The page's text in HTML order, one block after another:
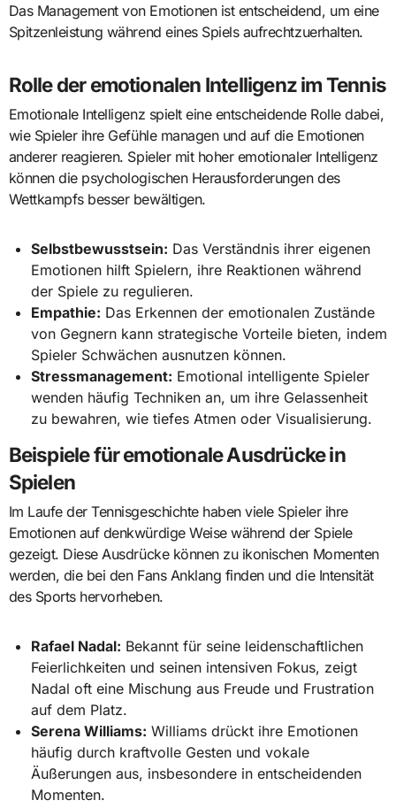
Das Management von Emotionen ist entscheidend, um eine
Spitzenleistung während eines Spiels aufrechtzuerhalten.
Rolle der emotionalen Intelligenz im Tennis
Emotionale Intelligenz spielt eine entscheidende Rolle dabei,
wie Spieler ihre Gefühle managen und auf die Emotionen
anderer reagieren. Spieler mit hoher emotionaler Intelligenz
können die psychologischen Herausforderungen des
Wettkampfs besser bewältigen.
Selbstbewusstsein: Das Verständnis ihrer eigenen
Emotionen hilft Spielern, ihre Reaktionen während
der Spiele zu regulieren.
Empathie: Das Erkennen der emotionalen Zustände
von Gegnern kann strategische Vorteile bieten, indem
Spieler Schwächen ausnutzen können.
Stressmanagement: Emotional intelligente Spieler
wenden häufig Techniken an, um ihre Gelassenheit
zu bewahren, wie tiefes Atmen oder Visualisierung.
Beispiele für emotionale Ausdrücke in
Spielen
Im Laufe der Tennisgeschichte haben viele Spieler ihre
Emotionen auf denkwürdige Weise während der Spiele
gezeigt. Diese Ausdrücke können zu ikonischen Momenten
werden, die bei den Fans Anklang finden und die Intensität
des Sports hervorheben.
Rafael Nadal: Bekannt für seine leidenschaftlichen
Feierlichkeiten und seinen intensiven Fokus, zeigt
Nadal oft eine Mischung aus Freude und Frustration
auf dem Platz.
Serena Williams: Williams drückt ihre Emotionen
häufig durch kraftvolle Gesten und vokale
Äußerungen aus, insbesondere in entscheidenden
Momenten.